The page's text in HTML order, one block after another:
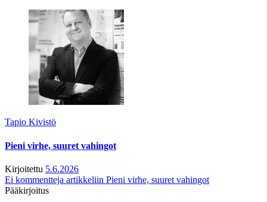
Tapio Kivistö
Pieni virhe, suuret vahingot
Kirjoitettu 5.6.2026
Ei kommentteja artikkeliin Pieni virhe, suuret vahingot
Pääkirjoitus